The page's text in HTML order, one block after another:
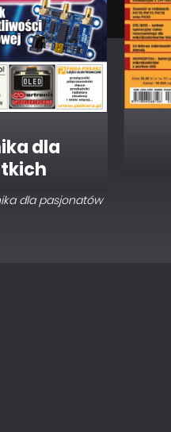
dla
dla pasjonatów